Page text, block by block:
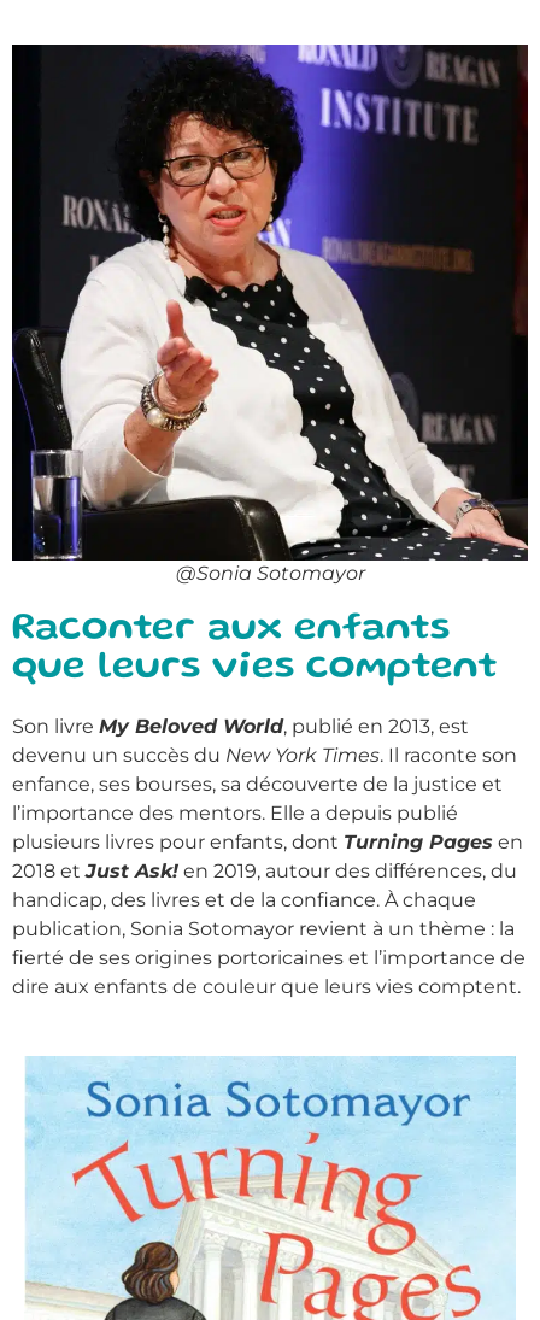
@Sonia Sotomayor
Raconter aux enfants
que leurs vies comptent
Son livre My Beloved World, publié en 2013, est
devenu un succès du New York Times. Il raconte son
enfance, ses bourses, sa découverte de la justice et
l’importance des mentors. Elle a depuis publié
plusieurs livres pour enfants, dont Turning Pages en
2018 etJust Ask! en 2019, autour des différences, du
handicap, des livres et de la confiance. À chaque
publication, Sonia Sotomayor revient à un thème : la
fierté de ses origines portoricaines et l’importance de
dire aux enfants de couleur que leurs vies comptent.